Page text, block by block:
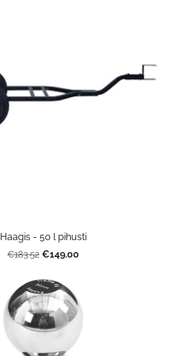
Haagis - 50 l pihusti
€183.52 €149.00